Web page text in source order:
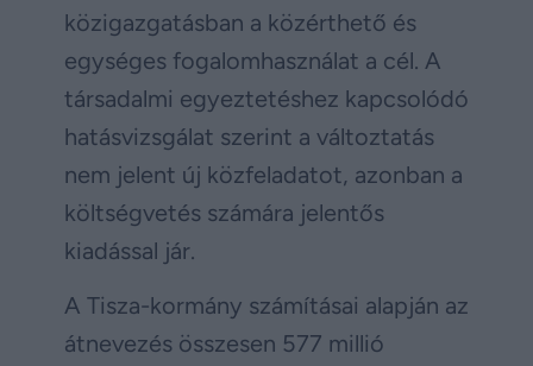
közigazgatásban a közérthető és
egységes fogalomhasználat a cél. A
társadalmi egyeztetéshez kapcsolódó
hatásvizsgálat szerint a változtatás
nem jelent új közfeladatot, azonban a
költségvetés számára jelentős
kiadással jár.
A Tisza-kormány számításai alapján az
átnevezés összesen 577 millió